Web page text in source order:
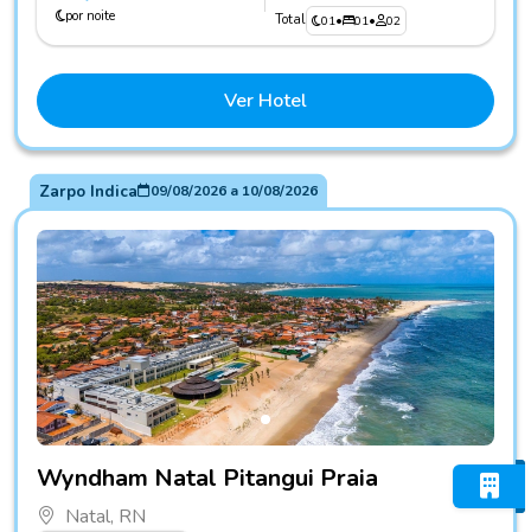
por noite Total 01• 01• 02
Ver Hotel
Zarpo Indica 09/08/2026a 10/08/2026
Wyndham Natal Pitangui Praia
Natal, RN